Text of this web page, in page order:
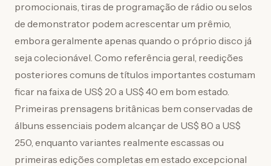
promocionais, tiras de programação de rádio ou selos
de demonstrator podem acrescentar um prêmio,
embora geralmente apenas quando o próprio disco já
seja colecionável. Como referência geral, reedições
posteriores comuns de títulos importantes costumam
ficar na faixa de US$ 20 a US$ 40 em bom estado.
Primeiras prensagens britânicas bem conservadas de
álbuns essenciais podem alcançar de US$ 80 a US$
250, enquanto variantes realmente escassas ou
primeiras edições completas em estado excepcional